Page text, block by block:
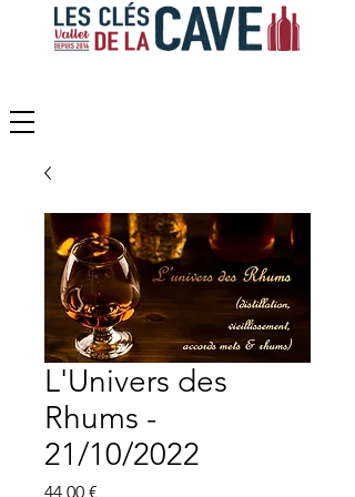
L'Univers des
Rhums -
21/10/2022
44,00 €